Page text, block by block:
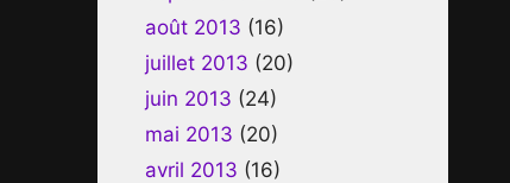
août 2013 (16)
juillet 2013 (20)
juin 2013 (24)
mai 2013 (20)
avril 2013 (16)